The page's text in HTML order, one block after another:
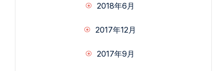
2018年6月
2017年12月
2017年9月